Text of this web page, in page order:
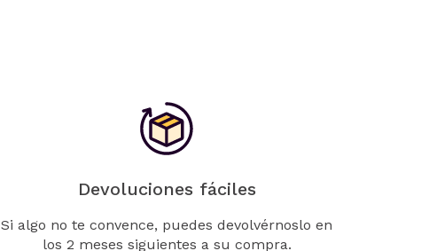
Devoluciones fáciles
Si algo no te convence, puedes devolvérnoslo en
los 2 meses siguientes a su compra.